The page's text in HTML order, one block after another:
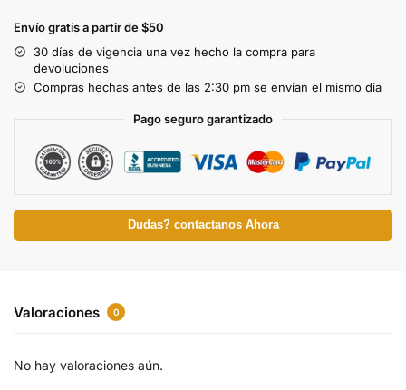
Envío gratis a partir de $50
30 días de vigencia una vez hecho la compra para
devoluciones
Compras hechas antes de las 2:30 pm se envían el mismo día
Pago seguro garantizado
Dudas? contactanos Ahora
Valoraciones 0
No hay valoraciones aún.